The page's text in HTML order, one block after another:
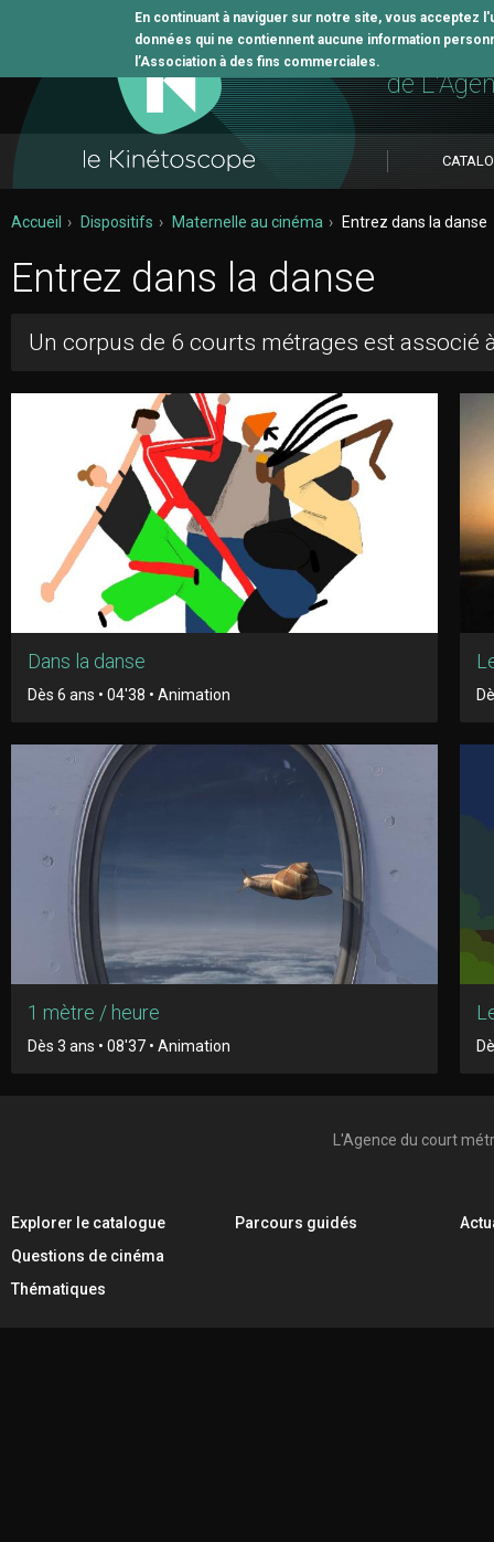
En continuant à naviguer sur notre site, vous
données qui ne contiennent aucune information
l’Association à des fins commerciales. L'outil
de
Accueil Dispositifs Maternelle au cinéma Entrez dans la danse
Entrez dans la danse
Un corpus de 6 courts métrages est associé
Dans la danse
Dès 6 ans • 04'38 • Animation
1 mètre / heure
Dès 3 ans • 08'37 • Animation
L'Agence du court
Explorer le catalogue
Questions de cinéma
Thématiques
Parcours guidés